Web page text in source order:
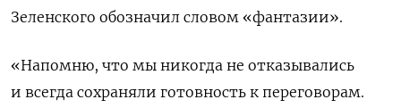
Зеленского обозначил словом «фантазии».
«Напомню, что мы никогда не отказывались
и всегда сохраняли готовность к переговорам.